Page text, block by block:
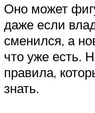
Оно может
даже если
сменился, а
что уже есть.
правила,
знать.